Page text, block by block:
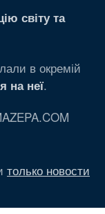
світу та
в окремій
на неї.
только новости